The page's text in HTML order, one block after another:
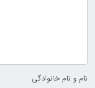
نام و نام خانوادگی